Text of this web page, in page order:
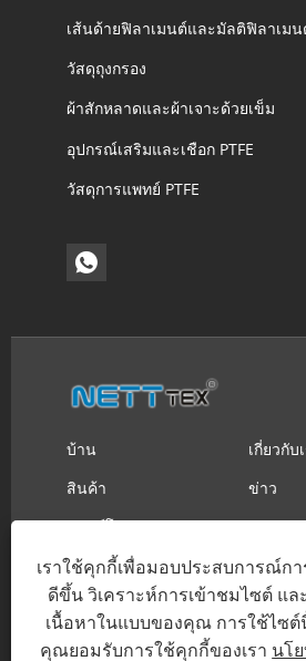
เส้นด้ายฟิลาเมนต์และมัลติฟิลาเมน
วัสดุถุงกรอง
ผ้าสักหลาดและผ้าเจาะด้วยเข็ม
อุปกรณ์เสริมและเชือก PTFE
วัสดุการแพทย์ PTFE
บ้าน
เกี่ยวกับ
สินค้า
ข่าว
ดาวน์โหลด
ส่งคำถ
ติดต่อเรา
ลิขสิทธิ์ © 2023 Suzhou Nett New
เราใช้คุกกี้เพื่อมอบประสบการณ์กา
ดีขึ้น วิเคราะห์การเข้าชมไซต์ แล
เนื้อหาในแบบของคุณ การใช้ไซต์
คุณยอมรับการใช้คุกกี้ของเรา นโ